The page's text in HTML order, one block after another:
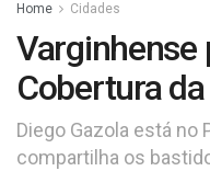
Home Cidades
Varginhense
Cobertura
Diego Gazola está no
compartilha os